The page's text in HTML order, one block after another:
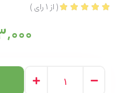
(از1رای)